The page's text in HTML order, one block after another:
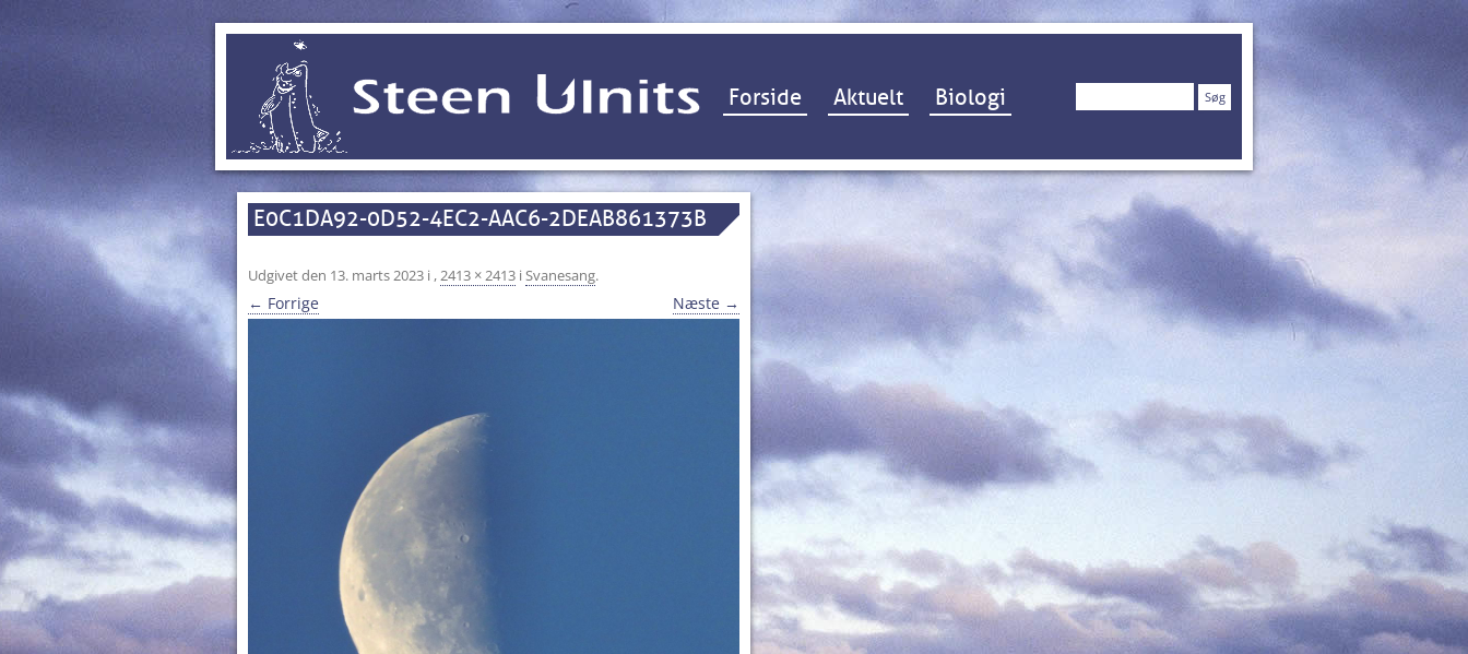
Hop til indhold
Forside Aktuelt Biologi Søg
E0C1DA92-0D52-4EC2-AAC6-2DEAB861373B
Udgivet den 13. marts 2023 i ,2413 × 2413 iSvanesang.
← Forrige Næste →